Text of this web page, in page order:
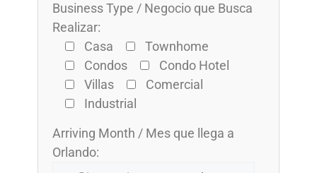
Business Type / Negocio que Busca
Realizar:
Casa
Townhome
Condos
Condo Hotel
Villas
Comercial
Industrial
Arriving Month / Mes que llega a
Orlando: